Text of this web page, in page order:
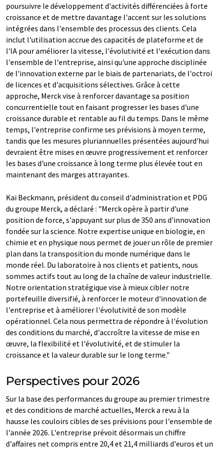
poursuivre le développement d'activités différenciées à forte
croissance et de mettre davantage l'accent sur les solutions
intégrées dans l'ensemble des processus des clients. Cela
inclut l'utilisation accrue des capacités de plateforme et de
l'IA pour améliorer la vitesse, l'évolutivité et l'exécution dans
l'ensemble de l'entreprise, ainsi qu'une approche disciplinée
de l'innovation externe par le biais de partenariats, de l'octroi
de licences et d'acquisitions sélectives. Grâce à cette
approche, Merck vise à renforcer davantage sa position
concurrentielle tout en faisant progresser les bases d'une
croissance durable et rentable au fil du temps. Dans le même
temps, l'entreprise confirme ses prévisions à moyen terme,
tandis que les mesures pluriannuelles présentées aujourd'hui
devraient être mises en œuvre progressivement et renforcer
les bases d'une croissance à long terme plus élevée tout en
maintenant des marges attrayantes.
Kai Beckmann, président du conseil d'administration et PDG
du groupe Merck, a déclaré : "Merck opère à partir d'une
position de force, s'appuyant sur plus de 350 ans d'innovation
fondée sur la science. Notre expertise unique en biologie, en
chimie et en physique nous permet de jouer un rôle de premier
plan dans la transposition du monde numérique dans le
monde réel. Du laboratoire à nos clients et patients, nous
sommes actifs tout au long de la chaîne de valeur industrielle.
Notre orientation stratégique vise à mieux cibler notre
portefeuille diversifié, à renforcer le moteur d'innovation de
l'entreprise et à améliorer l'évolutivité de son modèle
opérationnel. Cela nous permettra de répondre à l'évolution
des conditions du marché, d'accroître la vitesse de mise en
œuvre, la flexibilité et l'évolutivité, et de stimuler la
croissance et la valeur durable sur le long terme."
Perspectives pour 2026
Sur la base des performances du groupe au premier trimestre
et des conditions de marché actuelles, Merck a revu à la
hausse les couloirs cibles de ses prévisions pour l'ensemble de
l'année 2026. L'entreprise prévoit désormais un chiffre
d'affaires net compris entre 20,4 et 21,4 milliards d'euros et un